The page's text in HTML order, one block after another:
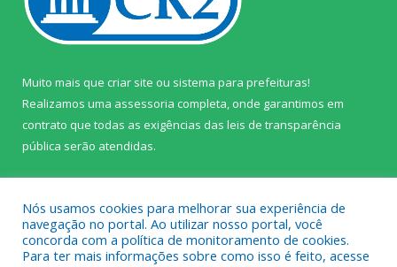
Muito mais que criar site ou sistema para prefeituras!
Realizamos uma assessoria completa, onde garantimos em
contrato que todas as exigências das leis de transparência
pública serão atendidas.
Nós usamos cookies para melhorar sua experiência de
navegação no portal. Ao utilizar nosso portal, você
concorda com a política de monitoramento de cookies.
Para ter mais informações sobre como isso é feito, acesse